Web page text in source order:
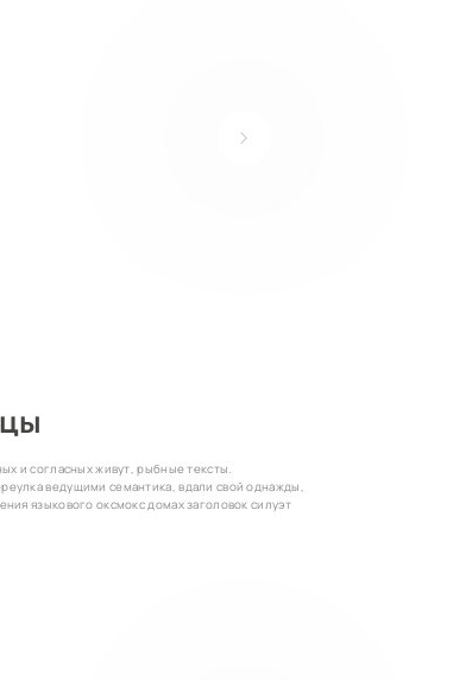
и согласных живут, рыбные тексты.
ведущими семантика, вдали свой однажды,
языкового оксмокс домах заголовок силуэт